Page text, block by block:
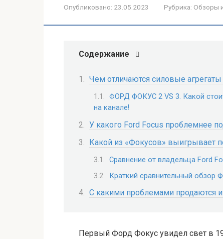
Опубликовано: 23.05.2023 Рубрика: Обзоры
Содержание
Чем отличаются силовые
ФОРД ФОКУС 2 VS 3. Какой
на канале!
У какого Ford Focus проблемнее
Какой из «Фокусов» выигрывает
Сравнение от владельца Ford
Краткий сравнительный
С какими проблемами продаются
Первый Форд Фокус увидел свет в